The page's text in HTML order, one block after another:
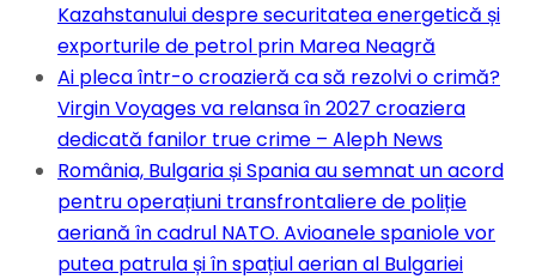
Kazahstanului despre securitatea energetică și
exporturile de petrol prin Marea Neagră
Ai pleca într-o croazieră ca să rezolvi o crimă?
Virgin Voyages va relansa în 2027 croaziera
dedicată fanilor true crime – Aleph News
România, Bulgaria și Spania au semnat un acord
pentru operațiuni transfrontaliere de poliție
aeriană în cadrul NATO. Avioanele spaniole vor
putea patrula și în spațiul aerian al Bulgariei